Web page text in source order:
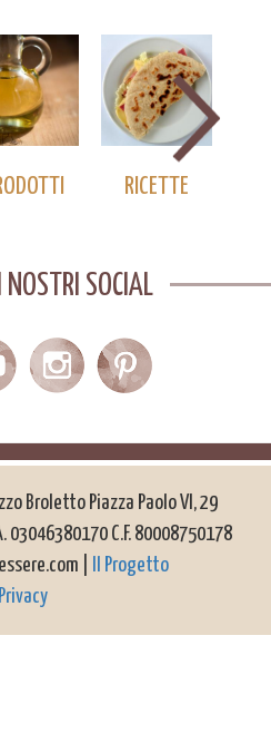
RICETTE
NOSTRI SOCIAL
Broletto Piazza Paolo VI, 29
03046380170 C.F. 80008750178
|
Il Progetto
Privacy